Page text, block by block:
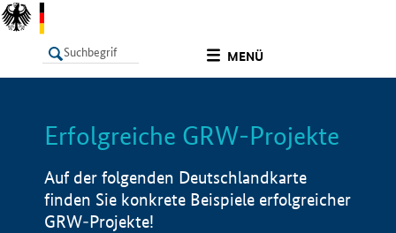
MENÜ
LISTE Info
Erfolgreiche GRW-Projekte
Auf der folgenden Deutschlandkarte
finden Sie konkrete Beispiele erfolgreicher
GRW-Projekte!